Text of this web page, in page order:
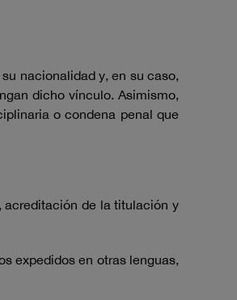
nacionalidad y, en su caso,
dicho vínculo. Asimismo,
o condena penal que
acreditación de la titulación y
expedidos en otras lenguas,